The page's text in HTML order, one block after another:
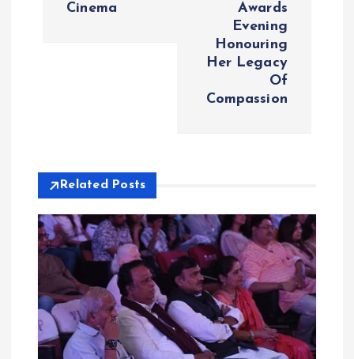
t
o
n
Cinema
Awards
Evening
Honouring
Her Legacy
Of
Compassion
Related Posts